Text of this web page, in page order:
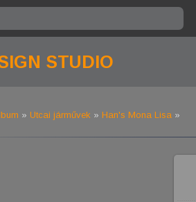
STUDIO
» Utcai járművek » Han's Mona Lisa »